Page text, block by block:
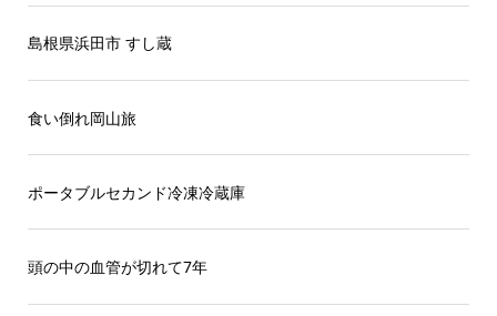
島根県浜田市 すし蔵
食い倒れ岡山旅
ポータブルセカンド冷凍冷蔵庫
頭の中の血管が切れて7年